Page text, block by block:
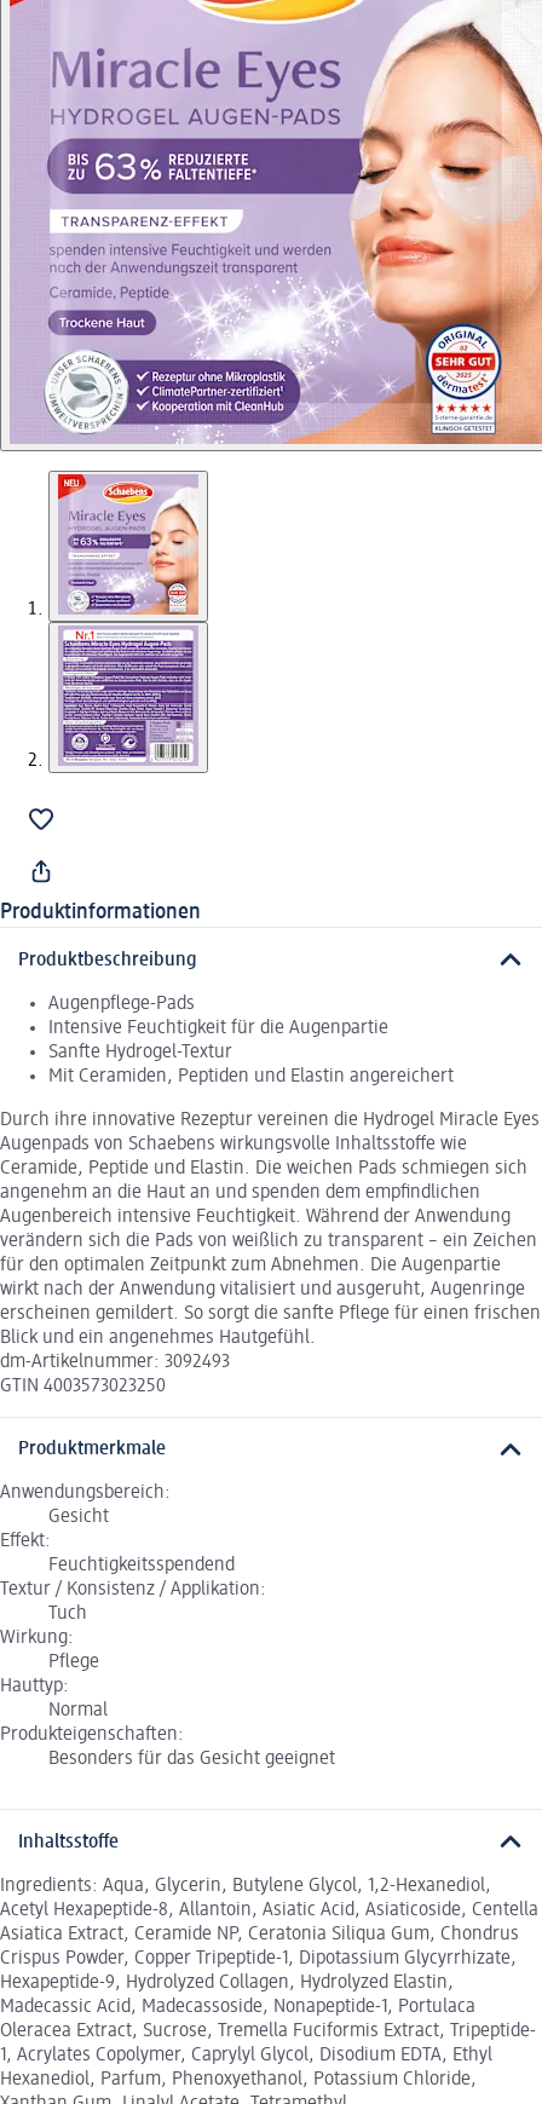
Produktinformationen
Produktbeschreibung
Augenpflege-Pads
Intensive Feuchtigkeit für die Augenpartie
Sanfte Hydrogel-Textur
Mit Ceramiden, Peptiden und Elastin angereichert
Durch ihre innovative Rezeptur vereinen die Hydrogel Miracle Eyes
Augenpads von Schaebens wirkungsvolle Inhaltsstoffe wie
Ceramide, Peptide und Elastin. Die weichen Pads schmiegen sich
angenehm an die Haut an und spenden dem empfindlichen
Augenbereich intensive Feuchtigkeit. Während der Anwendung
verändern sich die Pads von weißlich zu transparent – ein Zeichen
für den optimalen Zeitpunkt zum Abnehmen. Die Augenpartie
wirkt nach der Anwendung vitalisiert und ausgeruht, Augenringe
erscheinen gemildert. So sorgt die sanfte Pflege für einen frischen
Blick und ein angenehmes Hautgefühl.
dm-Artikelnummer: 3092493
GTIN 4003573023250
Produktmerkmale
Anwendungsbereich:
Gesicht
Effekt:
Feuchtigkeitsspendend
Textur / Konsistenz / Applikation:
Tuch
Wirkung:
Pflege
Hauttyp:
Normal
Produkteigenschaften:
Besonders für das Gesicht geeignet
Inhaltsstoffe
Ingredients: Aqua, Glycerin, Butylene Glycol, 1,2-Hexanediol,
Acetyl Hexapeptide-8, Allantoin, Asiatic Acid, Asiaticoside, Centella
Asiatica Extract, Ceramide NP, Ceratonia Siliqua Gum, Chondrus
Crispus Powder, Copper Tripeptide-1, Dipotassium Glycyrrhizate,
Hexapeptide-9, Hydrolyzed Collagen, Hydrolyzed Elastin,
Madecassic Acid, Madecassoside, Nonapeptide-1, Portulaca
Oleracea Extract, Sucrose, Tremella Fuciformis Extract, Tripeptide-
1, Acrylates Copolymer, Caprylyl Glycol, Disodium EDTA, Ethyl
Hexanediol, Parfum, Phenoxyethanol, Potassium Chloride,